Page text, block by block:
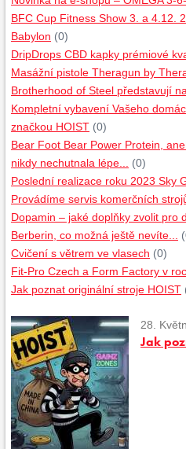
BFC Cup Fitness Show 3. a 4.12.
Babylon (0)
DripDrops CBD kapky prémiové
Masážní pistole Theragun by
Brotherhood of Steel představují
Kompletní vybavení Vašeho
značkou HOIST (0)
Bear Foot Bear Power Protein,
nikdy nechutnala lépe...
(0)
Poslední realizace roku 2023 Sky
Provádíme servis komerčních
Dopamin – jaké doplňky zvolit pro
Berberin, co možná ještě nevíte...
Cvičení s větrem ve vlasech (0)
Fit-Pro Czech a Form Factory v
Jak poznat originální stroje HOIST
28.
Jak